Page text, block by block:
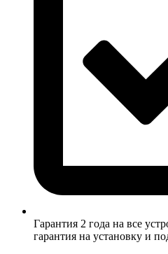
Гарантия 2 года на все
гарантия на установку и